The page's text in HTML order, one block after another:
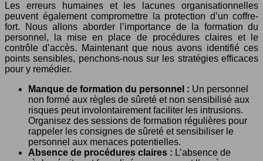
Les erreurs humaines et les lacunes organisationnelles
peuvent également compromettre la protection d’un coffre-
fort. Nous allons aborder l’importance de la formation du
personnel, la mise en place de procédures claires et le
contrôle d’accès. Maintenant que nous avons identifié ces
points sensibles, penchons-nous sur les stratégies efficaces
pour y remédier.
Manque de formation du personnel : Un personnel
non formé aux règles de sûreté et non sensibilisé aux
risques peut involontairement faciliter les intrusions.
Organisez des sessions de formation régulières pour
rappeler les consignes de sûreté et sensibiliser le
personnel aux menaces potentielles.
Absence de procédures claires : L’absence de